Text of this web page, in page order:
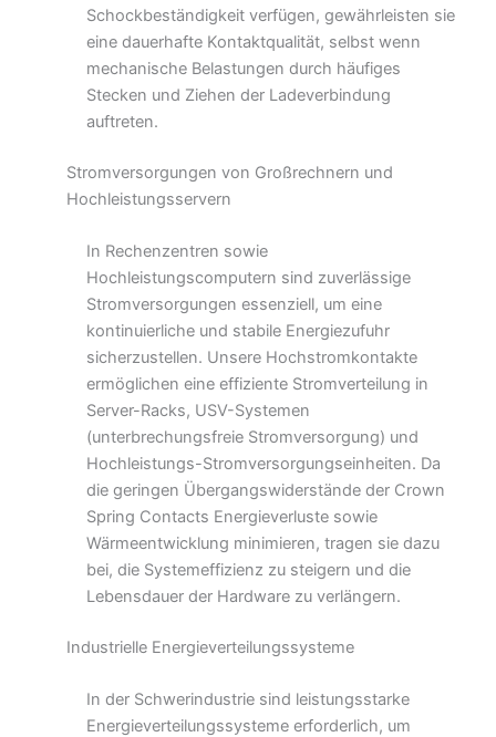
Schockbeständigkeit verfügen, gewährleisten sie
eine dauerhafte Kontaktqualität, selbst wenn
mechanische Belastungen durch häufiges
Stecken und Ziehen der Ladeverbindung
auftreten.
Stromversorgungen von Großrechnern und
Hochleistungsservern
In Rechenzentren sowie
Hochleistungscomputern sind zuverlässige
Stromversorgungen essenziell, um eine
kontinuierliche und stabile Energiezufuhr
sicherzustellen. Unsere Hochstromkontakte
ermöglichen eine effiziente Stromverteilung in
Server-Racks, USV-Systemen
(unterbrechungsfreie Stromversorgung) und
Hochleistungs-Stromversorgungseinheiten. Da
die geringen Übergangswiderstände der Crown
Spring Contacts Energieverluste sowie
Wärmeentwicklung minimieren, tragen sie dazu
bei, die Systemeffizienz zu steigern und die
Lebensdauer der Hardware zu verlängern.
Industrielle Energieverteilungssysteme
In der Schwerindustrie sind leistungsstarke
Energieverteilungssysteme erforderlich, um